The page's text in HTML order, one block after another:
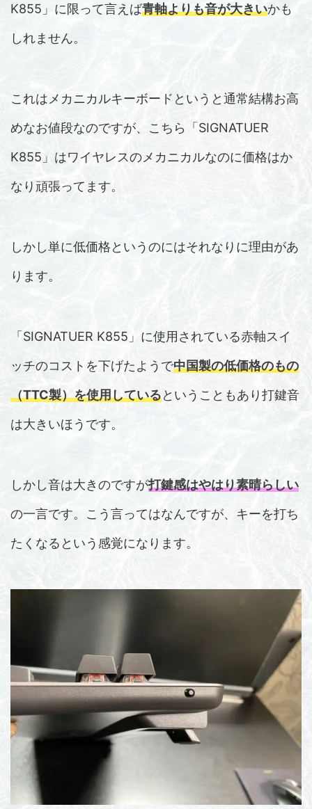
K855」に限って言えば青軸よりも音が大きいかも
しれません。
これはメカニカルキーボードというと通常結構お高
めなお値段なのですが、こちら「SIGNATUER
K855」はワイヤレスのメカニカルなのに価格はか
なり頑張ってます。
しかし単に低価格というのにはそれなりに理由があ
ります。
「SIGNATUER K855」に使用されている赤軸スイ
ッチのコストを下げたようで中国製の低価格のもの
（TTC製）を使用しているということもあり打鍵音
は大きいほうです。
しかし音は大きのですが打鍵感はやはり素晴らしい
の一言です。こう言ってはなんですが、キーを打ち
たくなるという感覚になります。